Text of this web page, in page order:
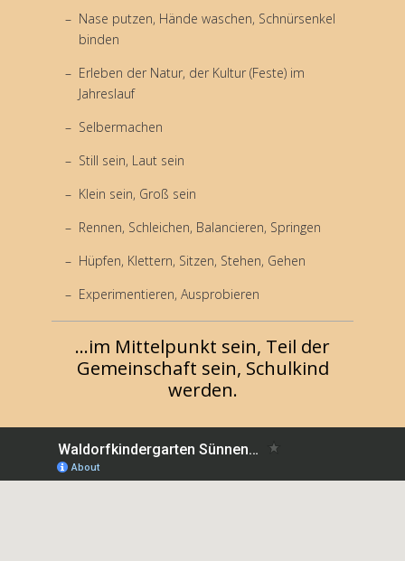
Nase putzen, Hände waschen, Schnürsenkel
binden
Erleben der Natur, der Kultur (Feste) im
Jahreslauf
Selbermachen
Still sein, Laut sein
Klein sein, Groß sein
Rennen, Schleichen, Balancieren, Springen
Hüpfen, Klettern, Sitzen, Stehen, Gehen
Experimentieren, Ausprobieren
...im Mittelpunkt sein, Teil der
Gemeinschaft sein, Schulkind
werden.